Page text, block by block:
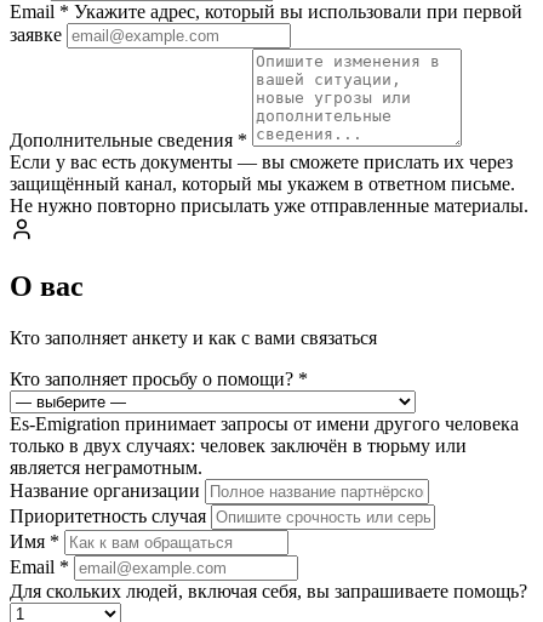
Email * Укажите адрес, который вы использовали при первой
заявке
Дополнительные сведения *
Если у вас есть документы — вы сможете прислать их через
защищённый канал, который мы укажем в ответном письме.
Не нужно повторно присылать уже отправленные материалы.
О вас
Кто заполняет анкету и как с вами связаться
Кто заполняет просьбу о помощи? *
Es-Emigration принимает запросы от имени другого человека
только в двух случаях: человек заключён в тюрьму или
является неграмотным.
Название организации
Приоритетность случая
Имя *
Email *
Для скольких людей, включая себя, вы запрашиваете помощь?